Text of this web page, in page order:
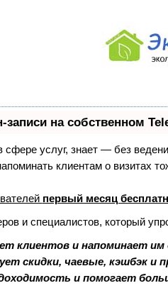
записи на собственном
сфере услуг, знает — без
клиентам о
первый месяц
и специалистов, который
клиентов и напоминает им
скидки, чаевые, кэшбэк и
и помогает